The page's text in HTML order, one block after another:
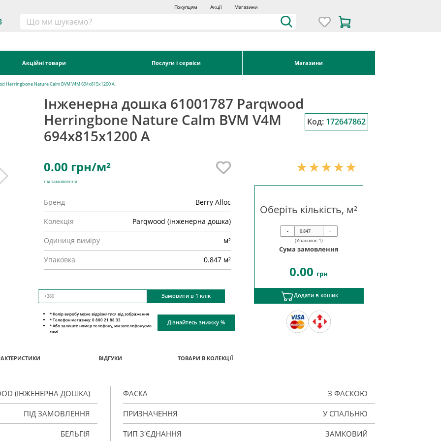
Покупцям Акції Магазини
Акційні товари Послуги і сервіси Магазини
Herringbone Nature Calm BVM V4M 694х815х1200 A
Інженерна дошка 61001787 Parqwood
Herringbone Nature Calm BVM V4M
694х815х1200 A
Код: 172647862
0.00 грн/м²
під замовлення
Бренд Berry Alloc
Колекція Parqwood (інженерна дошка)
Одиниця виміру м²
Упаковка 0.847 м²
Замовити в 1 клік
Оберіть кількість, м²
-
+
(Упаковок: 1)
Сума замовлення
0.00 грн
Додати в кошик
* Колір виробу може відрізнятися від зображення
* Телефон магазину: 0 800 21 88 33
* Або залиште номер телефону, ми зателефонуємо
самі
Дізнайтесь знижку %
ВІДГУКИ ТОВАРИ В КОЛЕКЦІЇ
(ІНЖЕНЕРНА ДОШКА)
ПІД ЗАМОВЛЕННЯ
БЕЛЬГІЯ
ФАСКА З ФАСКОЮ
ПРИЗНАЧЕННЯ У СПАЛЬНЮ
ТИП З'ЄДНАННЯ ЗАМКОВИЙ